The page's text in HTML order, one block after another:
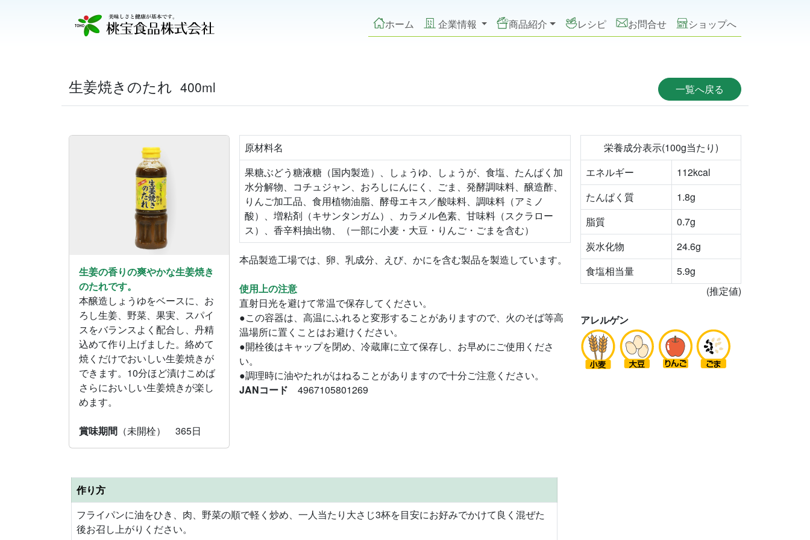
ホーム 企業情報 商品紹介 レシピ お問合せ ショップへ
生姜焼きのたれ 400ml 一覧へ戻る
生姜の香りの爽やかな生姜焼き
のたれです。
本醸造しょうゆをベースに、お
ろし生姜、野菜、果実、スパイ
スをバランスよく配合し、丹精
込めて作り上げました。絡めて
焼くだけでおいしい生姜焼きが
できます。10分ほど漬けこめば
さらにおいしい生姜焼きが楽し
めます。
賞味期間 （未開栓） 365日
原材料名
果糖ぶどう糖液糖（国内製造）、しょうゆ、しょうが、食塩、たんぱく加
水分解物、コチュジャン、おろしにんにく、ごま、発酵調味料、醸造酢、
りんご加工品、食用植物油脂、酵母エキス／酸味料、調味料（アミノ
酸）、増粘剤（キサンタンガム）、カラメル色素、甘味料（スクラロー
ス）、香辛料抽出物、（一部に小麦・大豆・りんご・ごまを含む）
本品製造工場では、卵、乳成分、えび、かにを含む製品を製造しています。
使用上の注意
直射日光を避けて常温で保存してください。
●この容器は、高温にふれると変形することがありますので、火のそば等高
温場所に置くことはお避けください。
●開栓後はキャップを閉め、冷蔵庫に立て保存し、お早めにご使用くださ
い。
●調理時に油やたれがはねることがありますので十分ご注意ください。
JANコード 4967105801269
栄養成分表示(100g当たり)
エネルギー
112kcal
たんぱく質
1.8g
脂質
0.7g
炭水化物
24.6g
食塩相当量
5.9g
(推定値)
アレルゲン
作り方
フライパンに油をひき、肉、野菜の順で軽く炒め、一人当たり大さじ3杯を目安にお好みでかけて良く混ぜた
後お召し上がりください。